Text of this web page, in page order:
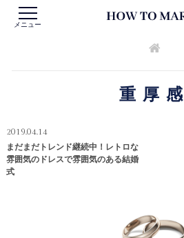
メニュー
重厚感
2019.04.14
まだまだトレンド継続中！レトロな
雰囲気のドレスで雰囲気のある結婚
式